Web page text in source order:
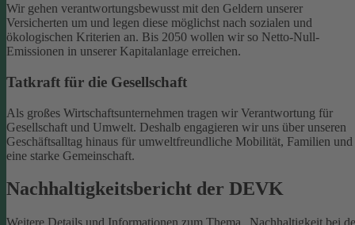
Wir gehen verantwortungsbewusst mit den Geldern unserer
Versicherten um und legen diese möglichst nach sozialen und
ökologischen Kriterien an. Bis 2050 wollen wir so Netto-Null-
Emissionen in unserer Kapitalanlage erreichen.
Tatkraft für die Gesellschaft
Als großes Wirtschaftsunternehmen tragen wir Verantwortung für
Gesellschaft und Umwelt. Deshalb engagieren wir uns über unseren
Geschäftsalltag hinaus für umweltfreundliche Mobilität, Familien und
eine starke Gemeinschaft.
Nachhaltigkeitsbericht der DEVK